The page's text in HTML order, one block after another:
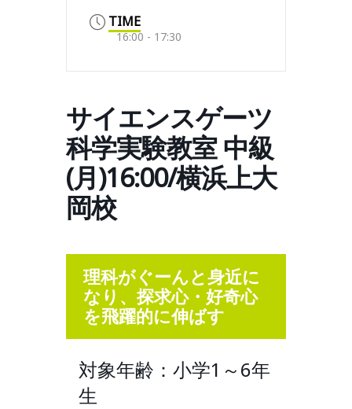
TIME
16:00 - 17:30
サイエンスゲーツ
科学実験教室 中級
(月)16:00/横浜上大
岡校
理科がぐーんと身近に
なり、探求心・好奇心
を飛躍的に伸ばす
対象年齢：小学1～6年
生